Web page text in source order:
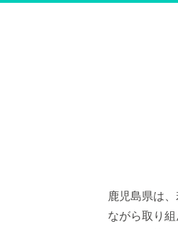
鹿児島県は
ながら取り